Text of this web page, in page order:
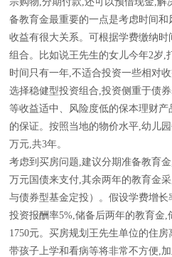
备教育金最重要的一点是考虑时间
收益有很大关系。可根据学费缴纳
组合。比如说王先生的女儿今年2岁,
时间只有一年,不适合投资一些相对
选择稳健型投资组合,投资侧重于债
等收益适中、风险度低的保本理财
的保证。按照当地的物价水平,幼儿
万元,共3年。
考虑到买房问题,建议分期准备教育
万元国债来支付,其余两年的教育金
与债券型基金定投）。假设学费增
投资报酬率5%,储备后两年的教育金
1750元。买房规划王先生单位的住
带孩子上学和看病等将非常不方便,